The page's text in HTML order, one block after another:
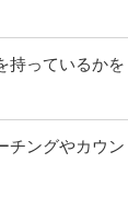
持っているかを
チングやカウン